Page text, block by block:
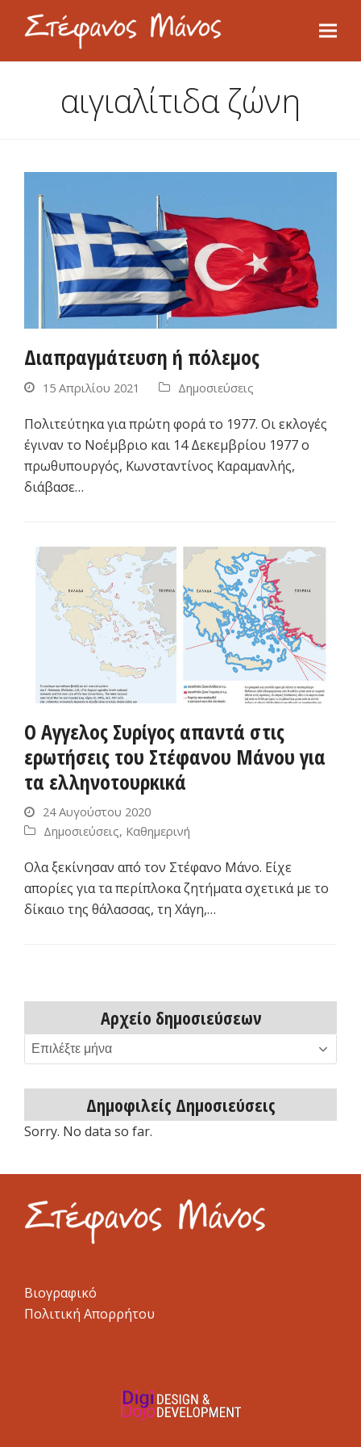
αιγιαλίτιδα ζώνη
Διαπραγμάτευση ή πόλεμος
15 Απριλίου 2021 Δημοσιεύσεις
Πολιτεύτηκα για πρώτη φορά το 1977. Οι εκλογές
έγιναν το Νοέμβριο και 14 Δεκεμβρίου 1977 ο
πρωθυπουργός, Κωνσταντίνος Καραμανλής,
διάβασε…
Ο Αγγελος Συρίγος απαντά στις
ερωτήσεις του Στέφανου Μάνου για
τα ελληνοτουρκικά
24 Αυγούστου 2020
Δημοσιεύσεις, Καθημερινή
Oλα ξεκίνησαν από τον Στέφανο Μάνο. Είχε
απορίες για τα περίπλοκα ζητήματα σχετικά με το
δίκαιο της θάλασσας, τη Χάγη,…
Αρχείο δημοσιεύσεων
Αρχείο
δημοσιεύσεων
Δημοφιλείς Δημοσιεύσεις
Sorry. No data so far.
Βιογραφικό
Πολιτική Απορρήτου